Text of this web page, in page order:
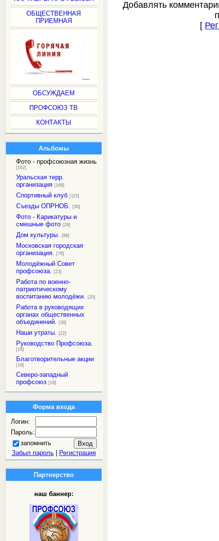
ОБЩЕСТВЕННАЯ
ПРИЕМНАЯ
ОБСУЖДАЕМ
ПРОФСОЮЗ ТВ
КОНТАКТЫ
Альбомы
Фото - профсоюзная жизнь
[162]
Уральская терр.
организация [168]
Спортивный клуб [115]
Съезды ОПРНОБ. [30]
Фото - Карикатуры и
смешные фото [29]
Дом культуры. [86]
Московская городская
организация. [78]
Молодёжный Совет
профсоюза. [23]
Работа по военно-
патриотическому
воспитанию молодёжи. [20]
Работа в руководящих
органах общественных
объединений. [39]
Наши утраты. [22]
Руководство Профсоюза.
[18]
Благотворительные акции
[19]
Северо-западный
профсоюз [18]
Форма входа
Логин:
Пароль:
запомнить
Забыл пароль| Регистрация
Партнерство
наш баннер:
Добавлять
[